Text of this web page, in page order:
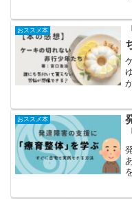
おススメ本
おススメ本